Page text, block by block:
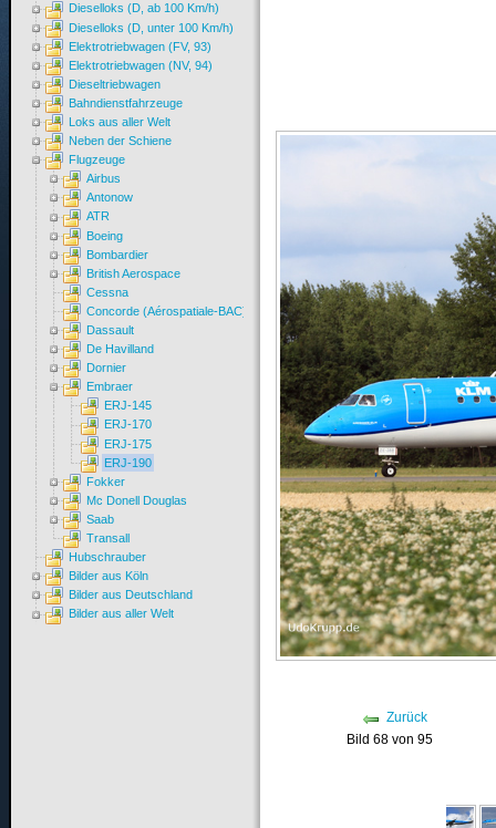
Zurück
Bild 68 von 95
Dieselloks (D, ab 100 Km/h)
Dieselloks (D, unter 100 Km/h)
Elektrotriebwagen (FV, 93)
Elektrotriebwagen (NV, 94)
Dieseltriebwagen
Bahndienstfahrzeuge
Loks aus aller Welt
Neben der Schiene
Flugzeuge
Airbus
Antonow
ATR
Boeing
Bombardier
British Aerospace
Cessna
Concorde (Aérospatiale-BAC)
Dassault
De Havilland
Dornier
Embraer
ERJ-145
ERJ-170
ERJ-175
ERJ-190
Fokker
Mc Donell Douglas
Saab
Transall
Hubschrauber
Bilder aus Köln
Bilder aus Deutschland
Bilder aus aller Welt